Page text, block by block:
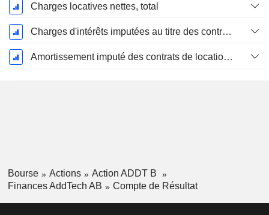
Charges locatives nettes, total
Charges d'intérêts imputées au titre des contrats de location
Amortissement imputé des contrats de location simple
Bourse Actions
Action ADDT B
Finances AddTech AB
Compte de Résultat